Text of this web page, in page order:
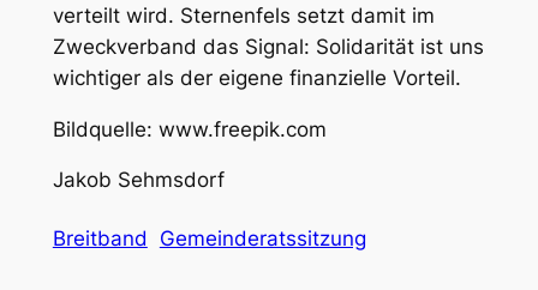
verteilt wird. Sternenfels setzt damit im
Zweckverband das Signal: Solidarität ist uns
wichtiger als der eigene finanzielle Vorteil.
Bildquelle: www.freepik.com
Jakob Sehmsdorf
Breitband Gemeinderatssitzung